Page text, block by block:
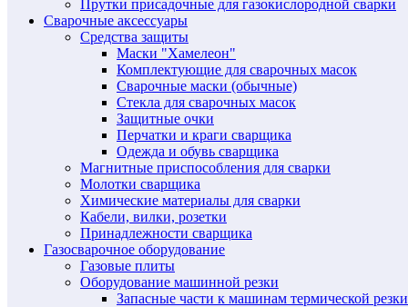
Прутки присадочные для газокислородной сварки
Сварочные аксессуары
Средства защиты
Маски "Хамелеон"
Комплектующие для сварочных масок
Сварочные маски (обычные)
Стекла для сварочных масок
Защитные очки
Перчатки и краги сварщика
Одежда и обувь сварщика
Магнитные приспособления для сварки
Молотки сварщика
Химические материалы для сварки
Кабели, вилки, розетки
Принадлежности сварщика
Газосварочное оборудование
Газовые плиты
Оборудование машинной резки
Запасные части к машинам термической резки